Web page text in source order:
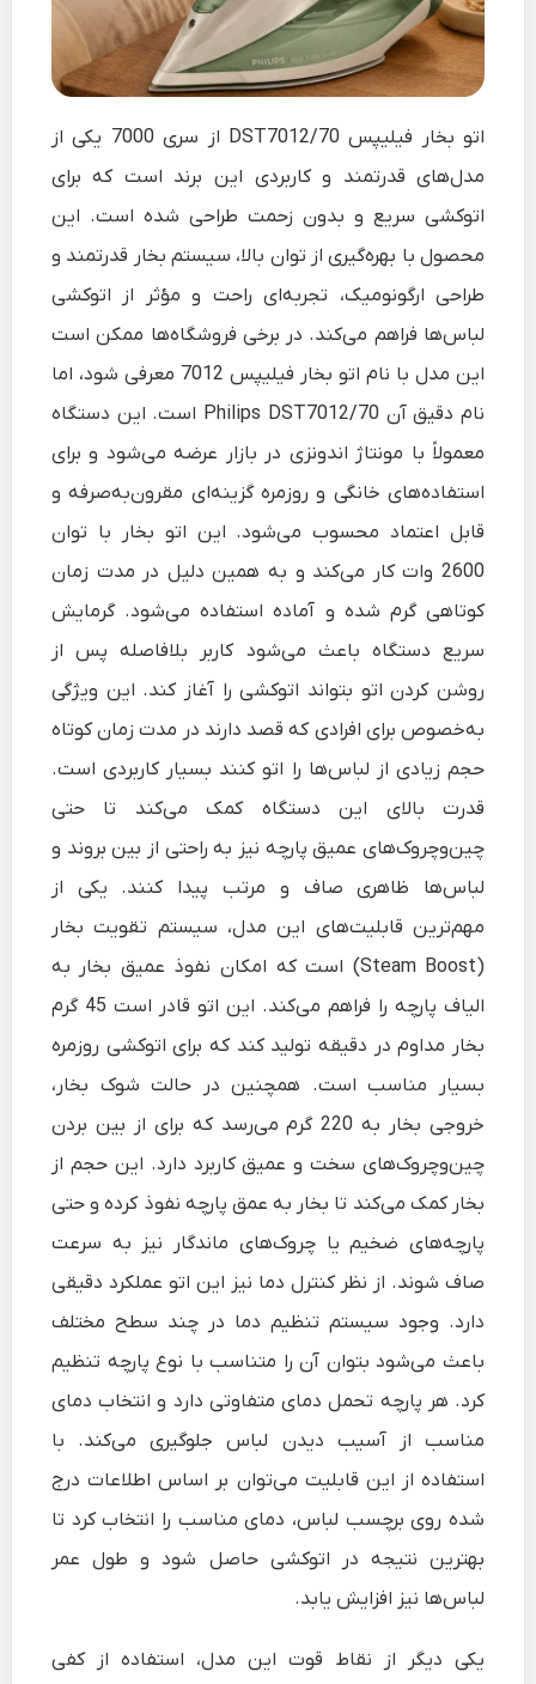
اتو بخار فیلیپس DST7012/70 از سری 7000 یکی از
مدل‌های قدرتمند و کاربردی این برند است که برای
اتوکشی سریع و بدون زحمت طراحی شده است. این
محصول با بهره‌گیری از توان بالا، سیستم بخار قدرتمند و
طراحی ارگونومیک، تجربه‌ای راحت و مؤثر از اتوکشی
لباس‌ها فراهم می‌کند. در برخی فروشگاه‌ها ممکن است
این مدل با نام اتو بخار فیلیپس 7012 معرفی شود، اما
نام دقیق آن Philips DST7012/70 است. این دستگاه
معمولاً با مونتاژ اندونزی در بازار عرضه می‌شود و برای
استفاده‌های خانگی و روزمره گزینه‌ای مقرون‌به‌صرفه و
قابل اعتماد محسوب می‌شود. این اتو بخار با توان
2600 وات کار می‌کند و به همین دلیل در مدت زمان
کوتاهی گرم شده و آماده استفاده می‌شود. گرمایش
سریع دستگاه باعث می‌شود کاربر بلافاصله پس از
روشن کردن اتو بتواند اتوکشی را آغاز کند. این ویژگی
به‌خصوص برای افرادی که قصد دارند در مدت زمان کوتاه
حجم زیادی از لباس‌ها را اتو کنند بسیار کاربردی است.
قدرت بالای این دستگاه کمک می‌کند تا حتی
چین‌وچروک‌های عمیق پارچه نیز به راحتی از بین بروند و
لباس‌ها ظاهری صاف و مرتب پیدا کنند. یکی از
مهم‌ترین قابلیت‌های این مدل، سیستم تقویت بخار
(Steam Boost) است که امکان نفوذ عمیق بخار به
الیاف پارچه را فراهم می‌کند. این اتو قادر است 45 گرم
بخار مداوم در دقیقه تولید کند که برای اتوکشی روزمره
بسیار مناسب است. همچنین در حالت شوک بخار،
خروجی بخار به 220 گرم می‌رسد که برای از بین بردن
چین‌وچروک‌های سخت و عمیق کاربرد دارد. این حجم از
بخار کمک می‌کند تا بخار به عمق پارچه نفوذ کرده و حتی
پارچه‌های ضخیم یا چروک‌های ماندگار نیز به سرعت
صاف شوند. از نظر کنترل دما نیز این اتو عملکرد دقیقی
دارد. وجود سیستم تنظیم دما در چند سطح مختلف
باعث می‌شود بتوان آن را متناسب با نوع پارچه تنظیم
کرد. هر پارچه تحمل دمای متفاوتی دارد و انتخاب دمای
مناسب از آسیب دیدن لباس جلوگیری می‌کند. با
استفاده از این قابلیت می‌توان بر اساس اطلاعات درج
شده روی برچسب لباس، دمای مناسب را انتخاب کرد تا
بهترین نتیجه در اتوکشی حاصل شود و طول عمر
لباس‌ها نیز افزایش یابد.
یکی دیگر از نقاط قوت این مدل، استفاده از کفی